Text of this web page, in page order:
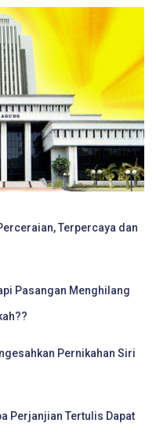
Terpercaya dan
Pasangan Menghilang
Pernikahan Siri
Perjanjian Tertulis Dapat